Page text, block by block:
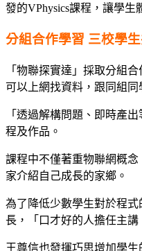
發的VPhysics課程，讓學
分組合作學習 三校學
「物聯探實達」採取分組
可以上網找資料，跟同組同
「透過解構問題、即時產
程及作品。
課程中不僅著重物聯網概
家介紹自己成長的家鄉。
為了降低少數學生對於程
長，「口才好的人擔任主講
王尊信也發揮巧思增加學